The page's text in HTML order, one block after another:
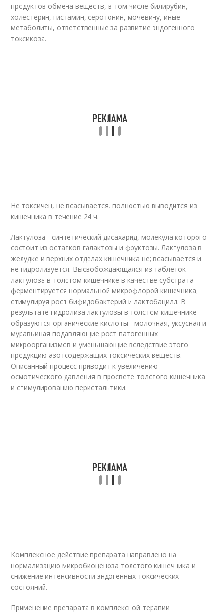
продуктов обмена веществ, в том числе билирубин,
холестерин, гистамин, серотонин, мочевину, иные
метаболиты, ответственные за развитие эндогенного
токсикоза.
Не токсичен, не всасывается, полностью выводится из
кишечника в течение 24 ч.
Лактулоза - синтетический дисахарид, молекула которого
состоит из остатков галактозы и фруктозы. Лактулоза в
желудке и верхних отделах кишечника не; всасывается и
не гидролизуется. Высвобождающаяся из таблеток
лактулоза в толстом кишечнике в качестве субстрата
ферментируется нормальной микрофлорой кишечника,
стимулируя рост бифидобактерий и лактобацилл. В
результате гидролиза лактулозы в толстом кишечнике
образуются органические кислоты - молочная, уксусная и
муравьиная подавляющие рост патогенных
микроорганизмов и уменьшающие вследствие этого
продукцию азотсодержащих токсических веществ.
Описанный процесс приводит к увеличению
осмотического давления в просвете толстого кишечника
и стимулированию перистальтики.
Комплексное действие препарата направлено на
нормализацию микробиоценоза толстого кишечника и
снижение интенсивности эндогенных токсических
состояний.
Применение препарата в комплексной терапии